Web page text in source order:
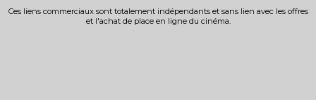
Ces liens commerciaux sont totalement indépendants et sans lien avec les offres
et l'achat de place en ligne du cinéma.